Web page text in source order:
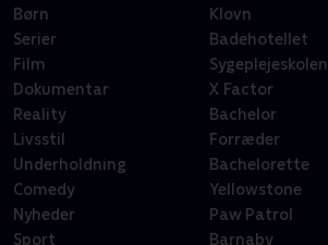
Børn
Serier
Film
Dokumentar
Reality
Livsstil
Underholdning
Comedy
Nyheder
Sport
Klovn
Badehotellet
Sygeplejeskolen
X Factor
Bachelor
Forræder
Bachelorette
Yellowstone
Paw Patrol
Barnaby